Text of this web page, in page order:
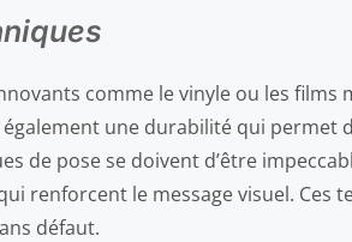
comme le vinyle ou les
une durabilité qui
de pose se doivent d’être
renforcent le message visuel. Ces
défaut.